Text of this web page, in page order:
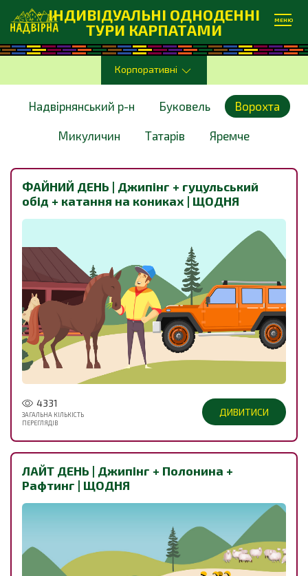
ІНДИВІДУАЛЬНІ ОДНОДЕННІ
ТУРИ КАРПАТАМИ
МЕНЮ
Корпоративні
Надвірнянський р-н Буковель Ворохта
Микуличин Татарів Яремче
ФАЙНИЙ ДЕНЬ | Джипінг + гуцульський
обід + катання на кониках | ЩОДНЯ
4331
ЗАГАЛЬНА КІЛЬКІСТЬ
ПЕРЕГЛЯДІВ
ДИВИТИСИ
ЛАЙТ ДЕНЬ | Джипінг + Полонина +
Рафтинг | ЩОДНЯ